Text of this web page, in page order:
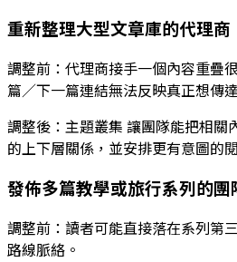
重新整理大型文章庫的代理商
調整前：代理商接手一個內容重疊
篇／下一篇連結無法反映真正想傳
調整後： 主題叢集 讓團隊能把相關
的上下層關係，並安排更有意圖的
發佈多篇教學或旅行系列的團
調整前：讀者可能直接落在系列第
路線脈絡。